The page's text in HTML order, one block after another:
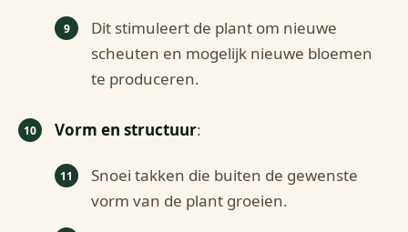
Dit stimuleert de plant om nieuwe
scheuten en mogelijk nieuwe bloemen
te produceren.
Vorm en structuur:
Snoei takken die buiten de gewenste
vorm van de plant groeien.